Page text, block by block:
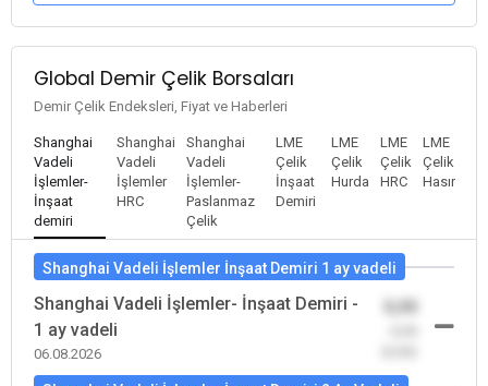
Global Demir Çelik Borsaları
Demir Çelik Endeksleri, Fiyat ve Haberleri
Shanghai
Vadeli
İşlemler-
İnşaat
demiri
Shanghai
Vadeli
İşlemler
HRC
Shanghai
Vadeli
İşlemler-
Paslanmaz
Çelik
LME
Çelik
İnşaat
Demiri
LME
Çelik
Hurda
LME
Çelik
HRC
LME
Çelik
Hasır
Shanghai Vadeli İşlemler İnşaat Demiri 1 ay vadeli
Shanghai Vadeli İşlemler- İnşaat Demiri -
1 ay vadeli
06.08.2026
0,00